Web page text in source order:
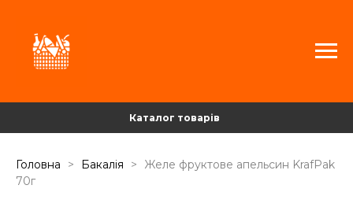
Каталог товарів
Головна Бакалія
Желе фруктове апельсин KrafPak
70г